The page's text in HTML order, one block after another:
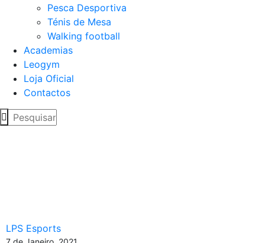
Pesca Desportiva
Ténis de Mesa
Walking football
Academias
Leogym
Loja Oficial
Contactos
LPS Esports